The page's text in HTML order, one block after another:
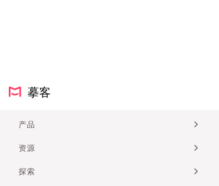
摹客
产品
资源
探索